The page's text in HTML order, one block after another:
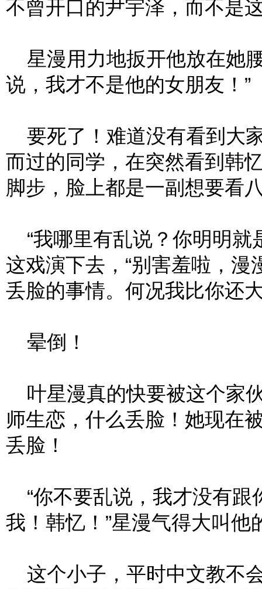
不曾开口的尹宇泽，而不是
星漫用力地扳开他放在她
说，我才不是他的女朋友！”
要死了！难道没有看到大
而过的同学，在突然看到韩
脚步，脸上都是一副想要看
“我哪里有乱说？你明明就
这戏演下去，“别害羞啦，
丢脸的事情。何况我比你还
晕倒！
叶星漫真的快要被这个家
师生恋，什么丢脸！她现在
丢脸！
“你不要乱说，我才没有跟
我！韩忆！”星漫气得大叫他
这个小子，平时中文教不